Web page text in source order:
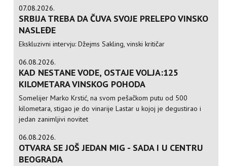
07.08.2026.
SRBIJA TREBA DA ČUVA SVOJE PRELEPO VINSKO
NASLEĐE
Ekskluzivni intervju: Džejms Sakling, vinski kritičar
06.08.2026.
KAD NESTANE VODE, OSTAJE VOLJA:125
KILOMETARA VINSKOG POHODA
Somelijer Marko Krstić, na svom pešačkom putu od 500
kilometara, stigao je do vinarije Lastar u kojoj je degustirao i
jedan zanimljivi novitet
06.08.2026.
OTVARA SE JOŠ JEDAN MIG - SADA I U CENTRU
BEOGRADA